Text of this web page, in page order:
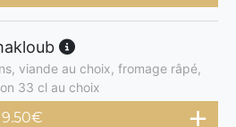
viande au choix, fromage râpé,
33 cl au choix
9.50€